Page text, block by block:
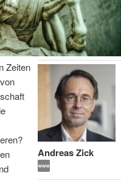
Andreas Zick
Zeiten